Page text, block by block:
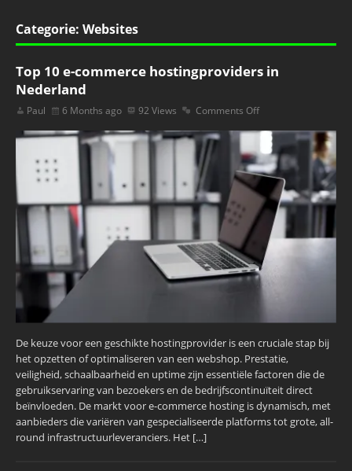
Categorie: Websites
Top 10 e-commerce hostingproviders in
Nederland
Paul 6 Months ago 92 Views Comments Off
De keuze voor een geschikte hostingprovider is een cruciale stap bij
het opzetten of optimaliseren van een webshop. Prestatie,
veiligheid, schaalbaarheid en uptime zijn essentiële factoren die de
gebruikservaring van bezoekers en de bedrijfscontinuïteit direct
beïnvloeden. De markt voor e-commerce hosting is dynamisch, met
aanbieders die variëren van gespecialiseerde platforms tot grote, all-
round infrastructuurleveranciers. Het […]